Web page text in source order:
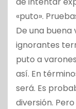
«puto».
De una buena
ignorantes
puto a
así. En
será. Es
diversión.